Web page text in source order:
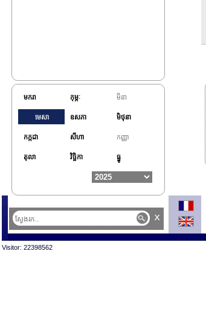
មករា កុម្ភៈ មីនា
មេសា ឧសភា មិថុនា
កក្កដា សីហា កញ្ញា
តុលា វិច្ឆិកា ធ្នូ
x
Visitor: 22398562